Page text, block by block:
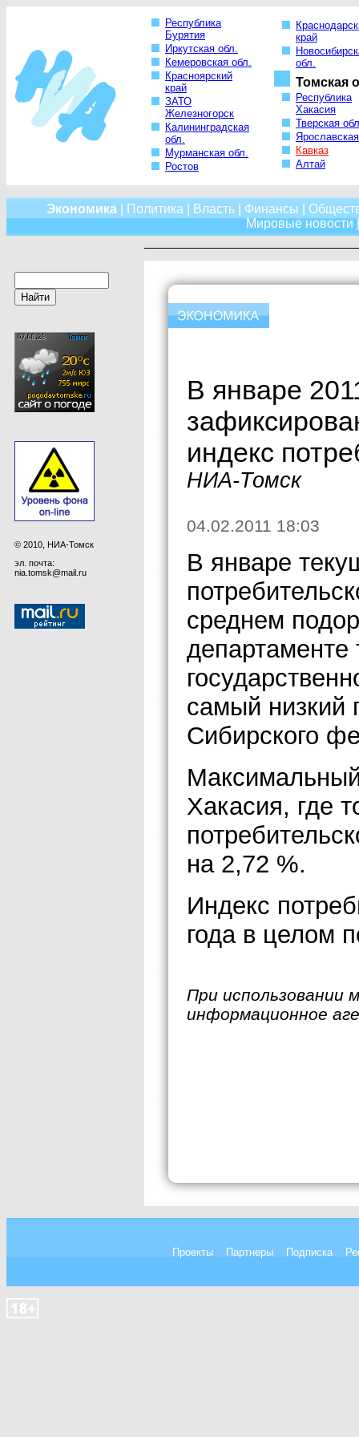
Республика
Бурятия
Иркутская обл.
Кемеровская обл.
Красноярский
край
ЗАТО
Железногорск
Калининградская
обл.
Мурманская обл.
Ростов
край
обл.
Томская
Республика
Хакасия
Тверская
Кавказ
Алтай
Экономика| Политика Власть| Финансы
Мировые новости
© 2010, НИА-Томск
эл. почта:
nia.tomsk@mail.ru
В январе
индекс
НИА-Томск
04.02.2011 18:03
В январе
среднем
департаменте
самый низкий
Сибирского
Хакасия, где
на 2,72 %.
Индекс
года в целом
При использовании
информационное
Проекты Партнеры Подписка